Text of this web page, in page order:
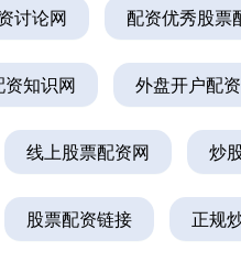
讨论网 配资优秀股票
知识网 外盘开户配资
线上股票配资网 炒
股票配资链接 正规